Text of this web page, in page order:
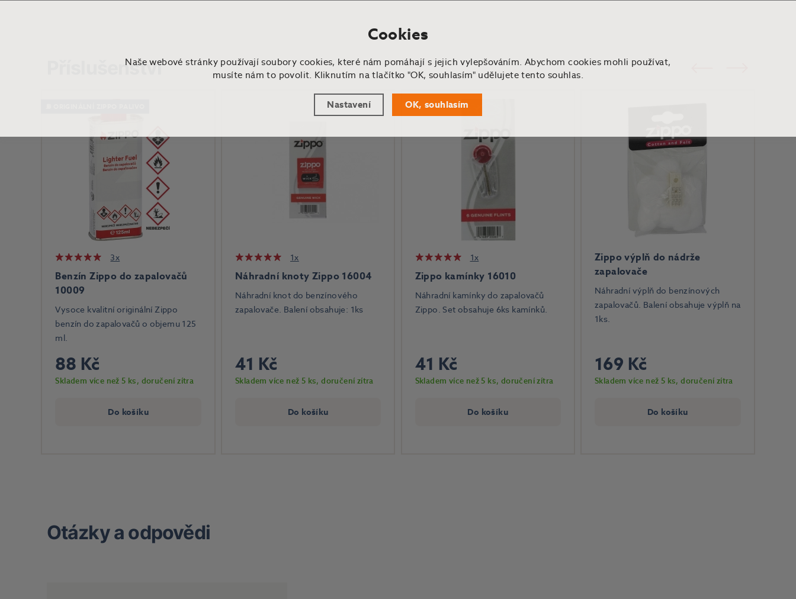
Příslušenství
3x
Benzín Zippo do zapalovačů
10009
Vysoce kvalitní originální Zippo
benzín do zapalovačů o objemu 125
ml.
88 Kč
Skladem více než 5 ks, doručení zítra
Do košíku
1x
Náhradní knoty Zippo 16004
Náhradní knot do benzínového
zapalovače. Balení obsahuje: 1ks
41 Kč
Skladem více než 5 ks, doručení zítra
Do košíku
1x
Zippo kamínky 16010
Náhradní kamínky do zapalovačů
Zippo. Set obsahuje 6ks kamínků.
41 Kč
Skladem více než 5 ks, doručení zítra
Do košíku
Zippo výplň do nádrže
zapalovače
Náhradní výplň do benzínových
zapalovačů. Balení obsahuje výplň na
1ks.
169 Kč
Skladem více než 5 ks, doručení zítra
Do košíku
Otázky a odpovědi
Cookies
Naše webové stránky používají soubory cookies, které nám pomáhají s jejich vylepšováním. Abychom cookies mohli používat,
musíte nám to povolit. Kliknutím na tlačítko "OK, souhlasím" udělujete tento souhlas.
Nastavení OK, souhlasím